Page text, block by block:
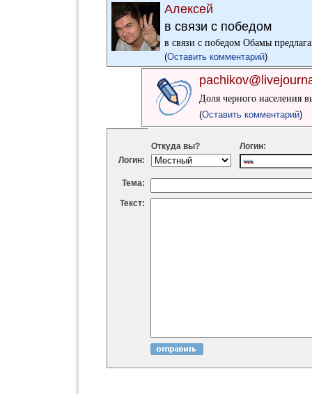
Алексей
в связи с победом
в связи с победом Обамы
(Оставить комментарий)
Доля черного населения
(Оставить комментарий)
Логин:
Откуда вы? Логин:
Тема:
Текст: